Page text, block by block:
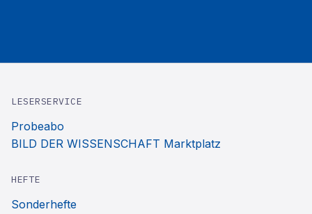
LESERSERVICE
Probeabo
BILD DER WISSENSCHAFT Marktplatz
HEFTE
Sonderhefte